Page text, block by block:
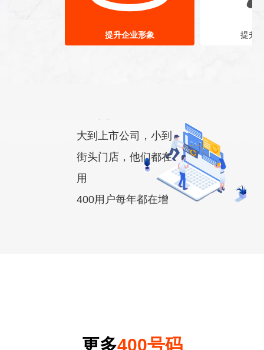
提升企业形象 提升
多样化增值服
大到上市公司，小到
街头门店，他们都在
用
400用户每年都在增
更多400号码